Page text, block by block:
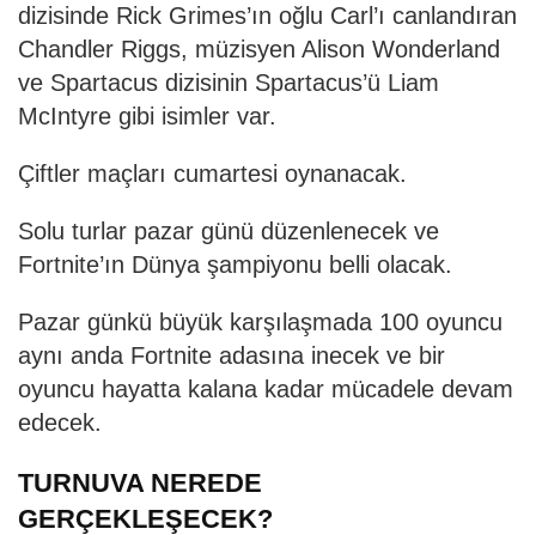
dizisinde Rick Grimes’ın oğlu Carl’ı canlandıran
Chandler Riggs, müzisyen Alison Wonderland
ve Spartacus dizisinin Spartacus’ü Liam
McIntyre gibi isimler var.
Çiftler maçları cumartesi oynanacak.
Solu turlar pazar günü düzenlenecek ve
Fortnite’ın Dünya şampiyonu belli olacak.
Pazar günkü büyük karşılaşmada 100 oyuncu
aynı anda Fortnite adasına inecek ve bir
oyuncu hayatta kalana kadar mücadele devam
edecek.
TURNUVA NEREDE
GERÇEKLEŞECEK?